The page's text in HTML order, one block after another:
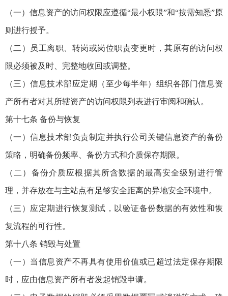
（一）信息资产的访问权限应遵循“最小权限”和“按需知悉”原
则进行授予。
（二）员工离职、转岗或岗位职责变更时，其原有的访问权
限必须被及时、完整地收回或调整。
（三）信息技术部应定期（至少每半年）组织各部门信息资
产所有者对其所辖资产的访问权限列表进行审阅和确认。
第十七条 备份与恢复
（一）信息技术部负责制定并执行公司关键信息资产的备份
策略，明确备份频率、备份方式和介质保存期限。
（二）备份介质应根据其所含数据的最高安全级别进行管
理，并存放在与主站点有足够安全距离的异地安全环境中。
（三）应定期进行恢复测试，以验证备份数据的有效性和恢
复流程的可行性。
第十八条 销毁与处置
（一）当信息资产不再具有使用价值或已超过法定保存期限
时，应由信息资产所有者发起销毁申请。